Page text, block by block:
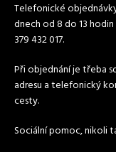
Telefonické
dnech od 8 do 13 hodin
379 432 017.
Při objednání je třeba
adresu a telefonický
cesty.
Sociální pomoc, nikoli